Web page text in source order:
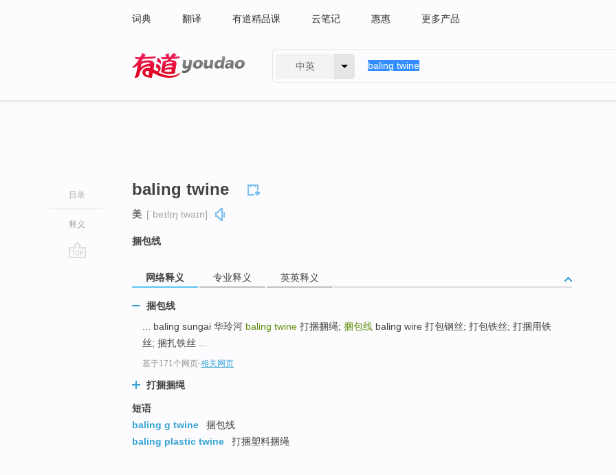
词典 翻译 有道精品课 云笔记 惠惠 更多产品
中英
目录
释义
baling twine
美 [ˈbeɪlɪŋ twaɪn]
捆包线
网络释义 专业释义 英英释义
捆包线
... baling sungai 华玲河 baling twine 打捆捆绳; 捆包线 baling wire 打包钢丝; 打包铁丝; 打捆用铁
丝; 捆扎铁丝 ...
基于171个网页-相关网页
打捆捆绳
短语
baling g twine
捆包线
baling plastic twine
打捆塑料捆绳